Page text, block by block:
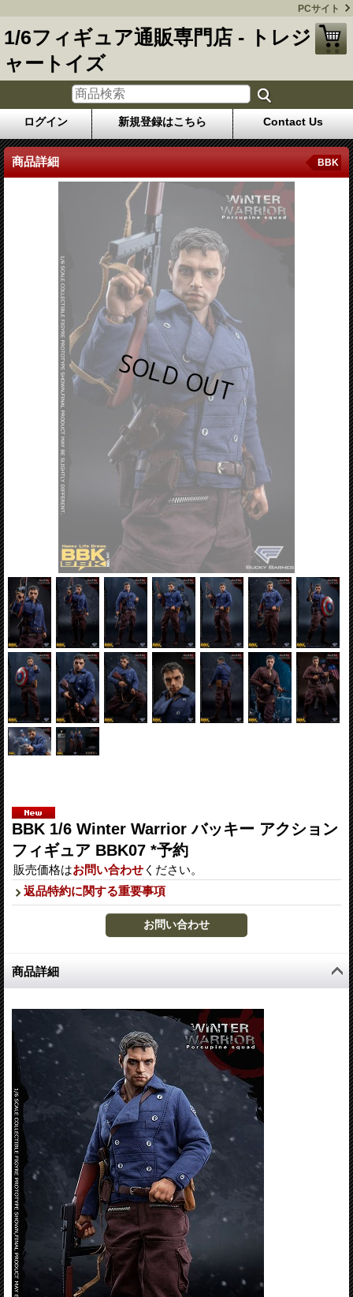
PCサイト
1/6フィギュア通販専門店 - トレジ
ャートイズ
ログイン 新規登録はこちら Contact Us
商品詳細 BBK
BBK 1/6 Winter Warrior バッキー アクション
フィギュア BBK07 *予約
販売価格はお問い合わせ ください。
返品特約に関する重要事項
商品詳細